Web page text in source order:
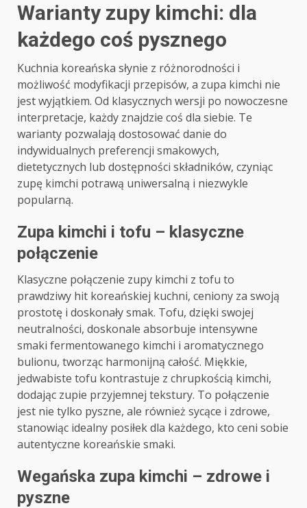
Warianty zupy kimchi: dla
każdego coś pysznego
Kuchnia koreańska słynie z różnorodności i
możliwość modyfikacji przepisów, a zupa kimchi nie
jest wyjątkiem. Od klasycznych wersji po nowoczesne
interpretacje, każdy znajdzie coś dla siebie. Te
warianty pozwalają dostosować danie do
indywidualnych preferencji smakowych,
dietetycznych lub dostępności składników, czyniąc
zupę kimchi potrawą uniwersalną i niezwykle
popularną.
Zupa kimchi i tofu – klasyczne
połączenie
Klasyczne połączenie zupy kimchi z tofu to
prawdziwy hit koreańskiej kuchni, ceniony za swoją
prostotę i doskonały smak. Tofu, dzięki swojej
neutralności, doskonale absorbuje intensywne
smaki fermentowanego kimchi i aromatycznego
bulionu, tworząc harmonijną całość. Miękkie,
jedwabiste tofu kontrastuje z chrupkością kimchi,
dodając zupie przyjemnej tekstury. To połączenie
jest nie tylko pyszne, ale również sycące i zdrowe,
stanowiąc idealny posiłek dla każdego, kto ceni sobie
autentyczne koreańskie smaki.
Wegańska zupa kimchi – zdrowe i
pyszne